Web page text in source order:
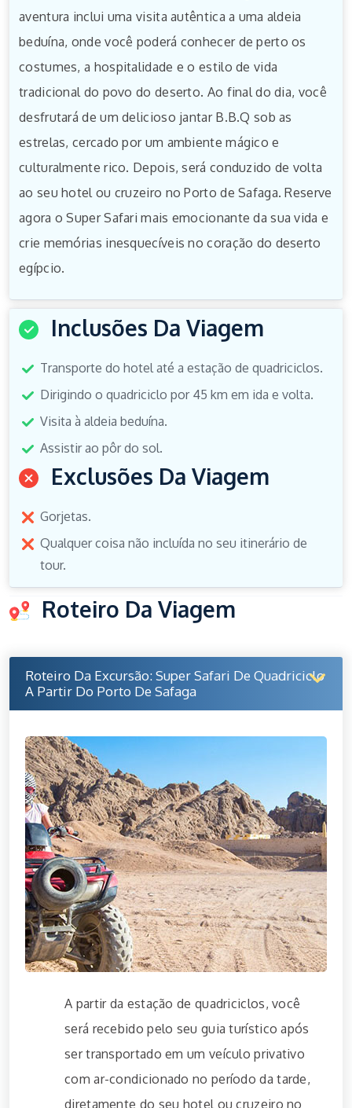
aventura inclui uma visita autêntica a uma aldeia
beduína, onde você poderá conhecer de perto os
costumes, a hospitalidade e o estilo de vida
tradicional do povo do deserto. Ao final do dia, você
desfrutará de um delicioso jantar B.B.Q sob as
estrelas, cercado por um ambiente mágico e
culturalmente rico. Depois, será conduzido de volta
ao seu hotel ou cruzeiro no Porto de Safaga. Reserve
agora o Super Safari mais emocionante da sua vida e
crie memórias inesquecíveis no coração do deserto
egípcio.
Inclusões Da Viagem
Transporte do hotel até a estação de quadriciclos.
Dirigindo o quadriciclo por 45 km em ida e volta.
Visita à aldeia beduína.
Assistir ao pôr do sol.
Exclusões Da Viagem
Gorjetas.
Qualquer coisa não incluída no seu itinerário de
tour.
Roteiro Da Viagem
Roteiro Da Excursão: Super Safari De Quadriciclo
A Partir Do Porto De Safaga
A partir da estação de quadriciclos, você
será recebido pelo seu guia turístico após
ser transportado em um veículo privativo
com ar-condicionado no período da tarde,
diretamente do seu hotel ou cruzeiro no